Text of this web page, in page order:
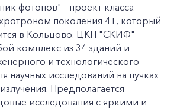
фотонов" - проект класса
поколения 4+, который
в Кольцово. ЦКП "СКИФ"
комплекс из 34 зданий и
и технологического
научных исследований на пучках
Предполагается
исследования с яркими и